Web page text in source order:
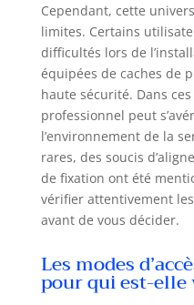
l'installation
percer en 5
serrure
cylindre
40mm-
portes d'une
entre 50 et
entre le
et
supérieure ou
serrure avec
la serrure à
Cependant, cette
limites. Certains
difficultés lors de
équipées de caches de
haute sécurité. Dans ces
professionnel peut
l’environnement de la
rares, des soucis
de fixation ont été
vérifier attentivement
avant de vous décider.
Les modes
pour qui est-elle